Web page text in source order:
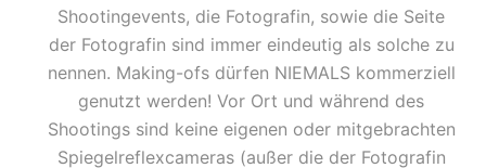
Shootingevents, die Fotografin, sowie die Seite
der Fotografin sind immer eindeutig als solche zu
nennen. Making-ofs dürfen NIEMALS kommerziell
genutzt werden! Vor Ort und während des
Shootings sind keine eigenen oder mitgebrachten
Spiegelreflexcameras (außer die der Fotografin